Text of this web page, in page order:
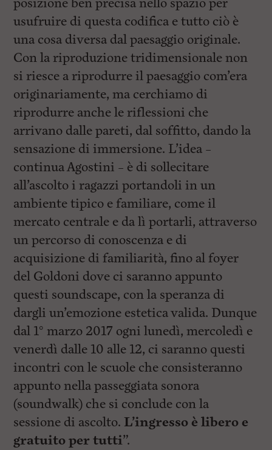
usufruire di questa codifica e tutto ciò è
una cosa diversa dal paesaggio originale.
Con la riproduzione tridimensionale non
si riesce a riprodurre il paesaggio com’era
originariamente, ma cerchiamo di
riprodurre anche le riflessioni che
arrivano dalle pareti, dal soffitto, dando la
sensazione di immersione. L’idea –
continua Agostini – è di sollecitare
all’ascolto i ragazzi portandoli in un
ambiente tipico e familiare, come il
mercato centrale e da lì portarli, attraverso
un percorso di conoscenza e di
acquisizione di familiarità, fino al foyer
del Goldoni dove ci saranno appunto
questi soundscape, con la speranza di
dargli un’emozione estetica valida. Dunque
dal 1° marzo 2017 ogni lunedì, mercoledì e
venerdì dalle 10 alle 12, ci saranno questi
incontri con le scuole che consisteranno
appunto nella passeggiata sonora
(soundwalk) che si conclude con la
sessione di ascolto. L’ingresso è libero e
gratuito per tutti”.